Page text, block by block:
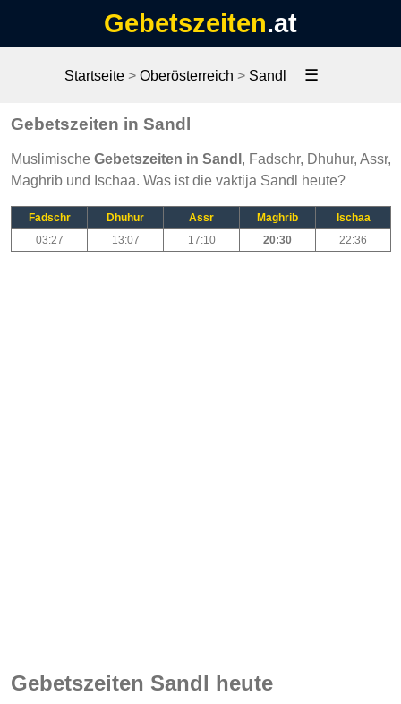
Gebetszeiten.at
Startseite > Oberösterreich > Sandl ☰
Gebetszeiten in Sandl
Muslimische Gebetszeiten in Sandl , Fadschr, Dhuhur, Assr,
Maghrib und Ischaa. Was ist die vaktija Sandl heute?
Fadschr Dhuhur Assr Maghrib
Ischaa
03:27
13:07 17:10 20:30 22:36
Gebetszeiten Sandl heute